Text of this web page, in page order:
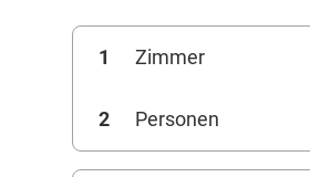
1 Zimmer
2 Personen